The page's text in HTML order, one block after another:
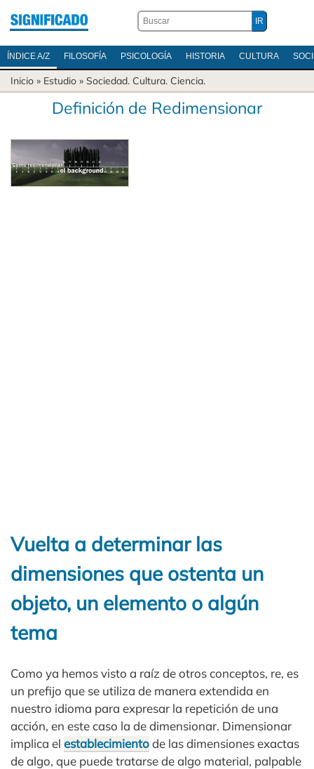
ÍNDICE A/Z FILOSOFÍA PSICOLOGÍA HISTORIA CULTURA
Inicio » Estudio » Sociedad. Cultura. Ciencia.
Definición de Redimensionar
Vuelta a determinar las
dimensiones que ostenta un
objeto, un elemento o algún
tema
Como ya hemos visto a raíz de otros conceptos, re, es
un prefijo que se utiliza de manera extendida en
nuestro idioma para expresar la repetición de una
acción, en este caso la de dimensionar. Dimensionar
implica el establecimientode las dimensiones exactas
de algo, que puede tratarse de algo material, palpable